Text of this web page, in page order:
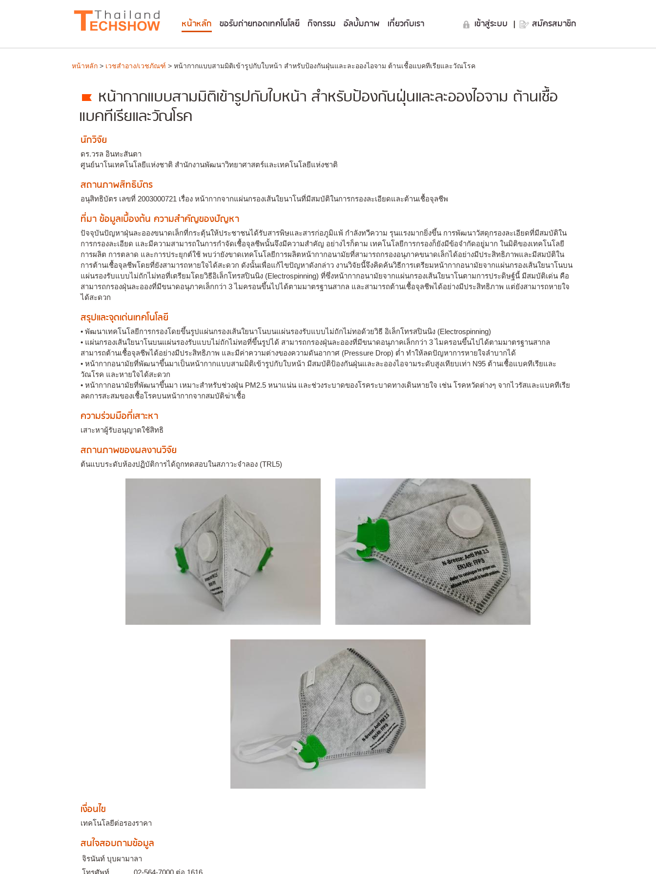
หน้าหลัก ขอรับถ่ายทอดเทคโนโลยี กิจกรรม อัลบั้มภาพ เกี่ยวกับเรา เข้าสู่ระบบ | สมัครสมาชิก
หน้าหลัก > เวชสำอาง/เวชภัณฑ์ > หน้ากากแบบสามมิติเข้ารูปกับใบหน้า สำหรับป้องกันฝุ่นและละอองไอจาม ต้านเชื้อแบคทีเรียและวัณโรค
หน้ากากแบบสามมิติเข้ารูปกับใบหน้า สำหรับป้องกันฝุ่นและละอองไอจาม ต้านเชื้อ
แบคทีเรียและวัณโรค
นักวิจัย
ดร.วรล อินทะสันตา
ศูนย์นาโนเทคโนโลยีแห่งชาติ สำนักงานพัฒนาวิทยาศาสตร์และเทคโนโลยีแห่งชาติ
สถานภาพสิทธิบัตร
อนุสิทธิบัตร เลขที่ 2003000721 เรื่อง หน้ากากจากแผ่นกรองเส้นใยนาโนที่มีสมบัติในการกรองละเอียดและต้านเชื้อจุลชีพ
ที่มา ข้อมูลเบื้องต้น ความสำคัญของปัญหา
ปัจจุบันปัญหาฝุ่นละอองขนาดเล็กที่กระตุ้นให้ประชาชนได้รับสารพิษและสารก่อภูมิแพ้ กำลังทวีความ รุนแรงมากยิ่งขึ้น การพัฒนาวัสดุกรองละเอียดที่มีสมบัติใน
การกรองละเอียด และมีความสามารถในการกำจัดเชื้อจุลชีพนั้นจึงมีความสำคัญ อย่างไรก็ตาม เทคโนโลยีการกรองก็ยังมีข้อจำกัดอยู่มาก ในมิติของเทคโนโลยี
การผลิต การตลาด และการประยุกต์ใช้ พบว่ายังขาดเทคโนโลยีการผลิตหน้ากากอนามัยที่สามารถกรองอนุภาคขนาดเล็กได้อย่างมีประสิทธิภาพและมีสมบัติใน
การต้านเชื้อจุลชีพโดยที่ยังสามารถหายใจได้สะดวก ดังนั้นเพื่อแก้ไขปัญหาดังกล่าว งานวิจัยนี้จึงคิดค้นวิธีการเตรียมหน้ากากอนามัยจากแผ่นกรองเส้นใยนาโนบน
แผ่นรองรับแบบไม่ถักไม่ทอที่เตรียมโดยวิธีอิเล็กโทรสปินนิง (Electrospinning) ที่ซึ่งหน้ากากอนามัยจากแผ่นกรองเส้นใยนาโนตามการประดิษฐ์นี้ มีสมบัติเด่น คือ
สามารถกรองฝุ่นละอองที่มีขนาดอนุภาคเล็กกว่า 3 ไมครอนขึ้นไปได้ตามมาตรฐานสากล และสามารถต้านเชื้อจุลชีพได้อย่างมีประสิทธิภาพ แต่ยังสามารถหายใจ
ได้สะดวก
สรุปและจุดเด่นเทคโนโลยี
• พัฒนาเทคโนโลยีการกรองโดยขึ้นรูปแผ่นกรองเส้นใยนาโนบนแผ่นรองรับแบบไม่ถักไม่ทอด้วยวิธี อิเล็กโทรสปินนิง (Electrospinning)
• แผ่นกรองเส้นใยนาโนบนแผ่นรองรับแบบไม่ถักไม่ทอที่ขึ้นรูปได้ สามารถกรองฝุ่นละอองที่มีขนาดอนุภาคเล็กกว่า 3 ไมครอนขึ้นไปได้ตามมาตรฐานสากล
สามารถต้านเชื้อจุลชีพได้อย่างมีประสิทธิภาพ และมีค่าความต่างของความดันอากาศ (Pressure Drop) ต่ำ ทำให้ลดปัญหาการหายใจลำบากได้
• หน้ากากอนามัยที่พัฒนาขึ้นมาเป็นหน้ากากแบบสามมิติเข้ารูปกับใบหน้า มีสมบัติป้องกันฝุ่นและละอองไอจามระดับสูงเทียบเท่า N95 ต้านเชื้อแบคทีเรียและ
วัณโรค และหายใจได้สะดวก
• หน้ากากอนามัยที่พัฒนาขึ้นมา เหมาะสำหรับช่วงฝุ่น PM2.5 หนาแน่น และช่วงระบาดของโรคระบาดทางเดินหายใจ เช่น โรคหวัดต่างๆ จากไวรัสและแบคทีเรีย
ลดการสะสมของเชื้อโรคบนหน้ากากจากสมบัติฆ่าเชื้อ
ความร่วมมือที่เสาะหา
เสาะหาผู้รับอนุญาตใช้สิทธิ
สถานภาพของผลงานวิจัย
ต้นแบบระดับห้องปฏิบัติการได้ถูกทดสอบในสภาวะจำลอง (TRL5)
เงื่อนไข
เทคโนโลยีต่อรองราคา
สนใจสอบถามข้อมูล
จิรนันท์ บุบผามาลา
โทรศัพท์
02-564-7000 ต่อ 1616